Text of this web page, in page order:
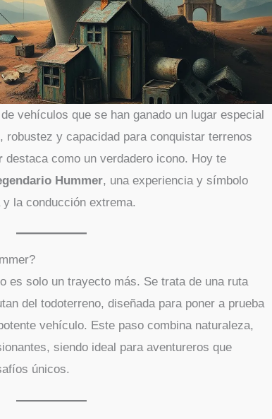
vehículos que se han ganado un lugar especial
robustez y capacidad para conquistar terrenos
destaca como un verdadero icono. Hoy te
Hummer, una experiencia y símbolo
la conducción extrema.
es solo un trayecto más. Se trata de una ruta
del todoterreno, diseñada para poner a prueba
vehículo. Este paso combina naturaleza,
siendo ideal para aventureros que
únicos.